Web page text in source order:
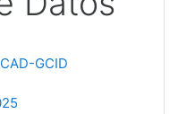
CAD-GCID